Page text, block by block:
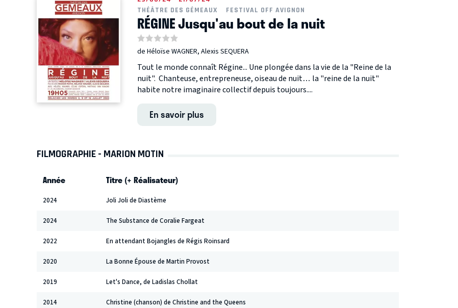
THÉÂTRE DES GÉMEAUX
FESTIVAL OFF AVIGNON
RÉGINE Jusqu'au bout de la nuit
de Héloïse WAGNER, Alexis SEQUERA
Tout le monde connaît Régine... Une plongée dans la vie de la "Reine de la
nuit". ​Chanteuse, entrepreneuse, oiseau de nuit… la "reine de la nuit"
habite notre imaginaire collectif depuis toujours....
En savoir plus
FILMOGRAPHIE - MARION MOTIN
Année Titre (+ Réalisateur)
2024 Joli Joli de Diastème
2024 The Substance de Coralie Fargeat
2022 En attendant Bojangles de Régis Roinsard
2020 La Bonne Épouse de Martin Provost
2019 Let's Dance, de Ladislas Chollat
2014 Christine (chanson) de Christine and the Queens